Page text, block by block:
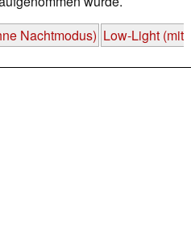
Nachtmodus) Low-Light (mit